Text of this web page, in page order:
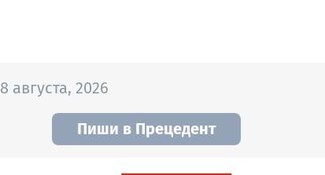
8 августа, 2026
Пиши в Прецедент